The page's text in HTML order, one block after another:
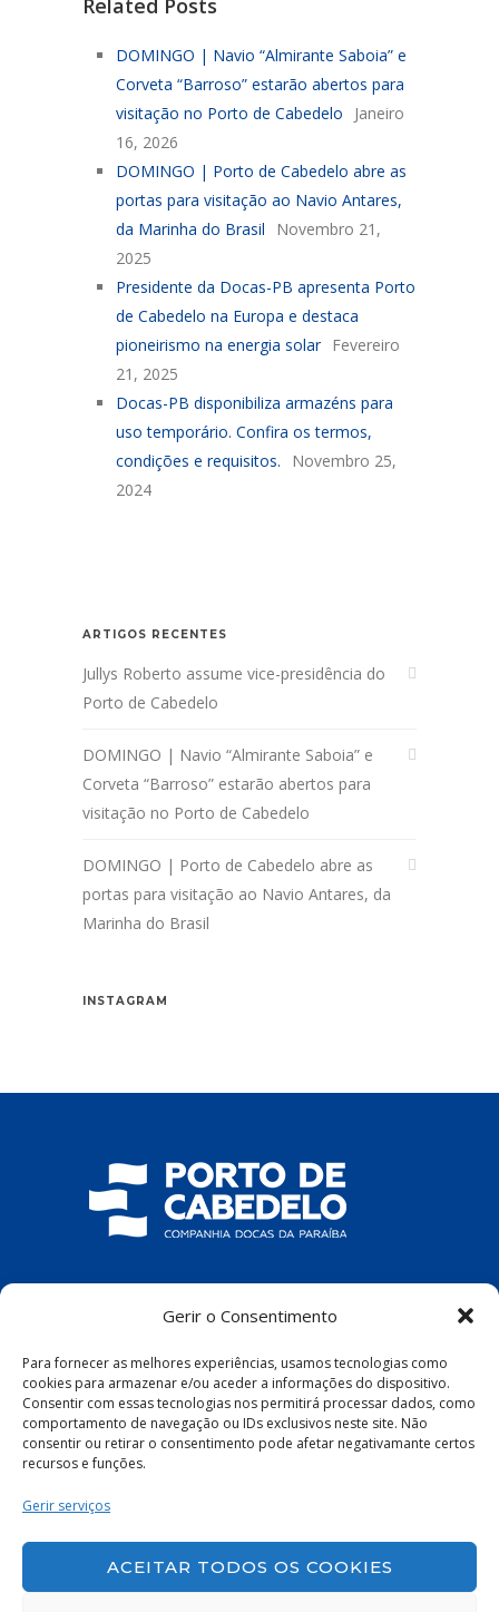
Gerir o Consentimento
Para fornecer as melhores experiências, usamos tecnologias como
cookies para armazenar e/ou aceder a informações do dispositivo.
Consentir com essas tecnologias nos permitirá processar dados, como
comportamento de navegação ou IDs exclusivos neste site. Não
consentir ou retirar o consentimento pode afetar negativamante certos
recursos e funções.
Gerir serviços
ACEITAR TODOS OS COOKIES
Related Posts
DOMINGO | Navio “Almirante Saboia” e
Corveta “Barroso” estarão abertos para
visitação no Porto de Cabedelo
Janeiro
16, 2026
DOMINGO | Porto de Cabedelo abre as
portas para visitação ao Navio Antares,
da Marinha do Brasil
Novembro 21,
2025
Presidente da Docas-PB apresenta Porto
de Cabedelo na Europa e destaca
pioneirismo na energia solar Fevereiro
21, 2025
Docas-PB disponibiliza armazéns para
uso temporário. Confira os termos,
condições e requisitos.
Novembro 25,
2024
ARTIGOS RECENTES
Jullys Roberto assume vice-presidência do
Porto de Cabedelo
DOMINGO | Navio “Almirante Saboia” e
Corveta “Barroso” estarão abertos para
visitação no Porto de Cabedelo
DOMINGO | Porto de Cabedelo abre as
portas para visitação ao Navio Antares, da
Marinha do Brasil
INSTAGRAM
COMPANHIA DOCAS DA PARAÍBA
– PB, 58100-100
Política de Privacidade